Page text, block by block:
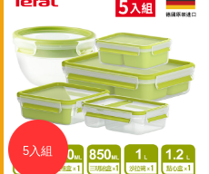
5入組